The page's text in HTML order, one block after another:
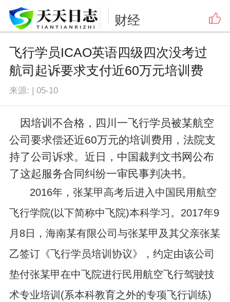
财经
飞行学员ICAO英语四级四次没考过
航司起诉要求支付近60万元培训费
来源: |05-10
因培训不合格，四川一飞行学员被某航空
公司要求偿还近60万元的培训费用，法院支
持了公司诉求。近日，中国裁判文书网公布
了这起服务合同纠纷一审民事判决书。
2016年，张某甲高考后进入中国民用航空
飞行学院(以下简称中飞院)本科学习。2017年9
月8日，海南某有限公司与张某甲及其父亲张某
乙签订《飞行学员培训协议》，约定由该公司
垫付张某甲在中飞院进行民用航空飞行驾驶技
术专业培训(系本科教育之外的专项飞行训练)